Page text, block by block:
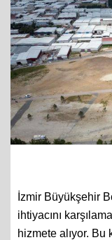
İzmir Büyükşehir
ihtiyacını
hizmete alıyor.